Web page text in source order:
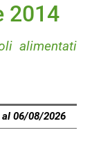
2014
alimentati
06/08/2026